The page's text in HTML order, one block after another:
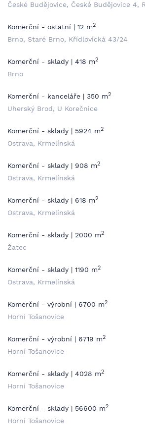
České Budějovice, České Budějovice 4,
Komerční - ostatní | 12 m2
Brno, Staré Brno, Křídlovická 43/24
Komerční - sklady | 418 m2
Brno
Komerční - kanceláře | 350 m2
Uherský Brod, U Korečnice
Komerční - sklady | 5924 m2
Ostrava, Krmelínská
Komerční - sklady | 908 m2
Ostrava, Krmelínská
Komerční - sklady | 618 m2
Ostrava, Krmelínská
Komerční - sklady | 2000 m2
Žatec
Komerční - sklady | 1190 m2
Ostrava, Krmelínská
Komerční - výrobní | 6700 m2
Horní Tošanovice
Komerční - výrobní | 6719 m2
Horní Tošanovice
Komerční - sklady | 4028 m2
Horní Tošanovice
Komerční - sklady | 56600 m2
Horní Tošanovice